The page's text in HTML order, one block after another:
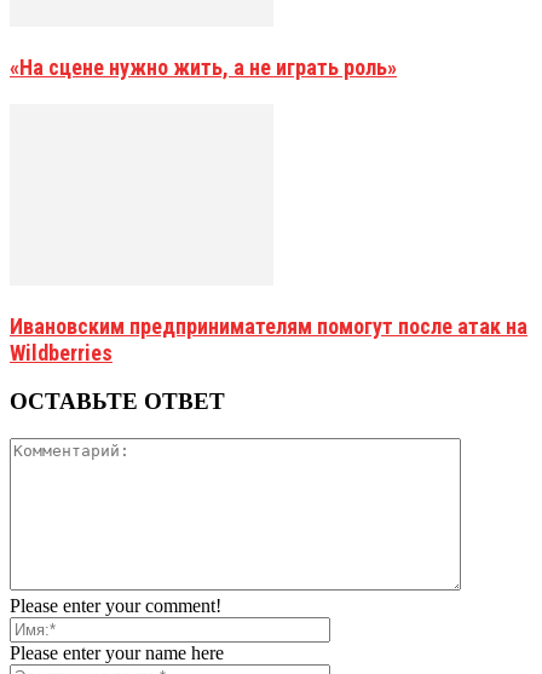
«На сцене нужно жить, а не играть роль»
Ивановским предпринимателям помогут после атак на
Wildberries
ОСТАВЬТЕ ОТВЕТ
Please enter your comment!
Please enter your name here